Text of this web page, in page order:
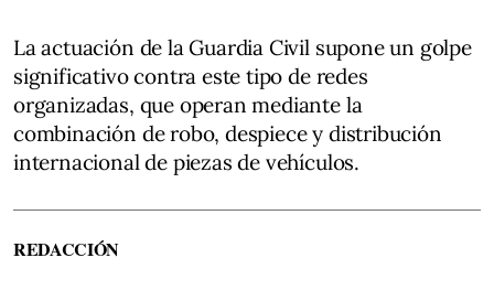
La actuación de la Guardia Civil supone un golpe
significativo contra este tipo de redes
organizadas, que operan mediante la
combinación de robo, despiece y distribución
internacional de piezas de vehículos.
REDACCIÓN